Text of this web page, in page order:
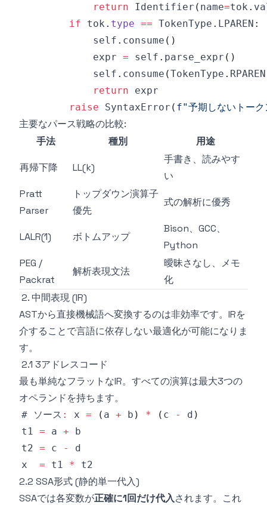
return Identifier ( name=tok .
if tok . type == TokenType . LPAREN :
            self
. consume ( )
            expr
= self . parse_expr ( )
            self
. consume (TokenType . RPAREN
return
raise SyntaxError ( f"予期しないトー
主要なパース戦略の比較:
手法
種別 用途
再帰下降 LL(k)
手書き、読みやす
い
Pratt
Parser
トップダウン演算子
優先
式の解析に優秀
LALR(1) ボトムアップ
Bison、GCC、
Python
PEG /
Packrat
解析表現文法
曖昧さなし、メモ
化
2. 中間表現 (IR)
ASTから直接機械語へ変換するのは非効率です。IRを
介することで言語に依存しない最適化が可能になりま
す。
2.1 3アドレスコード
最も単純なフラットなIR。すべての演算は最大3つの
オペランドを持ちます。
# ソース : x = ( a + b ) * ( c - d )
t1 = a +
t2 = c -
x = t1 *
2.2 SSA形式 (静的単一代入)
SSAでは各変数が正確に1回だけ代入されます。これ